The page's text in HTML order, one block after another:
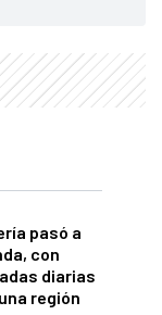
pasó a
con
diarias
región